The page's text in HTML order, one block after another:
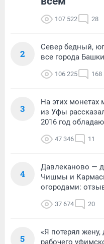
107 522 28
2
Север бедный,
все города
106 225 168
3
На этих монетах
из Уфы
2016 год
47 346 11
4
Давлеканово —
Чишмы и
огородами:
37 674 20
5
«Я потерял жену,
рабочего